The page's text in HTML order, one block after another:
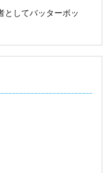
としてバッターボッ